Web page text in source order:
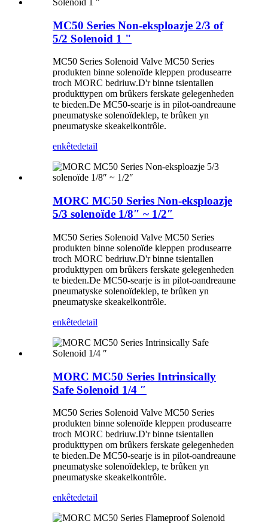
MC50 Series Non-eksploazje 2/3 of
5/2 Solenoid 1 "
MC50 Series Solenoid Valve MC50 Series
produkten binne solenoïde kleppen produsearre
troch MORC bedriuw.D'r binne tsientallen
produkttypen om brûkers ferskate gelegenheden
te bieden.De MC50-searje is in pilot-oandreaune
pneumatyske solenoïdeklep, te brûken yn
pneumatyske skeakelkontrôle.
enkêtedetail
MORC MC50 Series Non-eksploazje
5/3 solenoïde 1/8″ ~ 1/2″
MC50 Series Solenoid Valve MC50 Series
produkten binne solenoïde kleppen produsearre
troch MORC bedriuw.D'r binne tsientallen
produkttypen om brûkers ferskate gelegenheden
te bieden.De MC50-searje is in pilot-oandreaune
pneumatyske solenoïdeklep, te brûken yn
pneumatyske skeakelkontrôle.
enkêtedetail
MORC MC50 Series Intrinsically
Safe Solenoid 1/4 ″
MC50 Series Solenoid Valve MC50 Series
produkten binne solenoïde kleppen produsearre
troch MORC bedriuw.D'r binne tsientallen
produkttypen om brûkers ferskate gelegenheden
te bieden.De MC50-searje is in pilot-oandreaune
pneumatyske solenoïdeklep, te brûken yn
pneumatyske skeakelkontrôle.
enkêtedetail